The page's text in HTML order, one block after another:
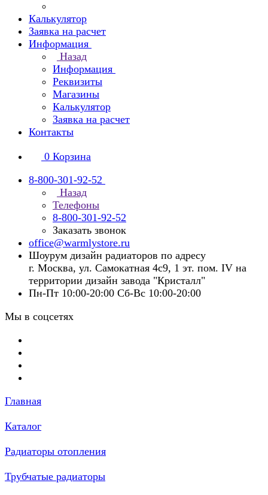
Калькулятор
Заявка на расчет
Информация
Назад
Информация
Реквизиты
Магазины
Калькулятор
Заявка на расчет
Контакты
0 Корзина
8-800-301-92-52
Назад
Телефоны
8-800-301-92-52
Заказать звонок
office@warmlystore.ru
Шоурум дизайн радиаторов по адресу
г. Москва, ул. Самокатная 4с9, 1 эт. пом. IV на
территории дизайн завода "Кристалл"
Пн-Пт 10:00-20:00 Сб-Вс 10:00-20:00
Мы в соцсетях
Главная
Каталог
Радиаторы отопления
Трубчатые радиаторы